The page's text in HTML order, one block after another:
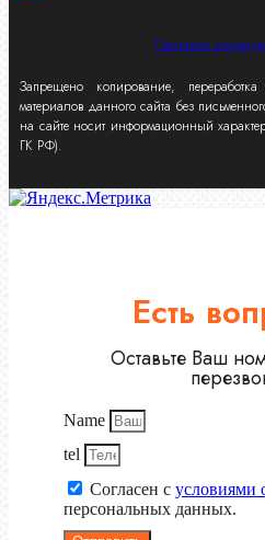
Политика
Запрещено копирование,
материалов данного сайта без
на сайте носит информационный
ГК РФ).
Есть
Оставьте Ваш
Name
tel
Согласен с условиями
персональных данных.